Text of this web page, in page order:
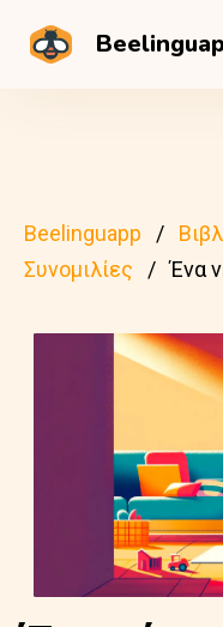
Beelinguapp
Συνομιλίες
Ένα